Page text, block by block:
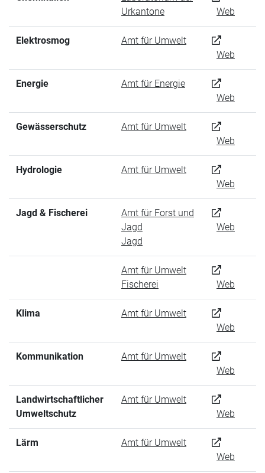
Urkantone
Web
Elektrosmog
Amt für Umwelt
Web
Energie
Amt für Energie
Web
Gewässerschutz
Amt für Umwelt
Web
Hydrologie
Amt für Umwelt
Web
Jagd & Fischerei
Amt für Forst und
Jagd
Jagd
Web
Amt für Umwelt
Fischerei
Web
Klima
Amt für Umwelt
Web
Kommunikation
Amt für Umwelt
Web
Landwirtschaftlicher
Umweltschutz
Amt für Umwelt
Web
Lärm
Amt für Umwelt
Web